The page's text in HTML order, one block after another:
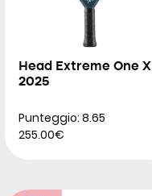
Head Extreme One X
2025
Punteggio: 8.65
255.00€